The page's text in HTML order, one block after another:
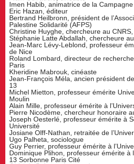
Imen Habib, animatrice de la
Eric Hazan, éditeur
Bertrand Heilbronn, président de
Palestine Solidarité (AFPS)
Christine Huyghe, chercheure au
Stéphanie Latte Abdallah, chercheure
Jean-Marc Lévy-Leblond, professeur
de Nice
Roland Lombard, directeur de
Paris
Kheridine Mabrouk, cinéaste
Jean-François Méla, ancien président
13
Michel Mietton, professeur émérite
Moulin
Alain Mille, professeur émérite à
Pierre Nicodème, chercheur honoraire
Joseph Oesterlé, professeur émérite à
Université
Josiane Olff-Nathan, retraitée de
Ugo Palheta, sociologue
Guy Perrier, professeur émérite à
Dominique Plihon, professeur émérite à
13 Sorbonne Paris Cité